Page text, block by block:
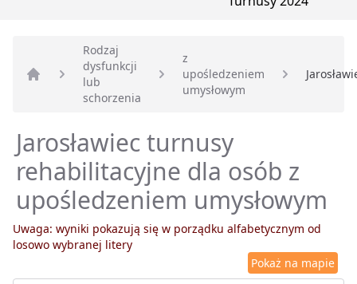
Strona główna
Rodzaj
dysfunkcji
lub
schorzenia
z
upośledzeniem
umysłowym
Jarosławiec turnusy
rehabilitacyjne dla osób z
upośledzeniem umysłowym
Uwaga: wyniki pokazują się w porządku alfabetycznym od
losowo wybranej litery
Pokaż na mapie